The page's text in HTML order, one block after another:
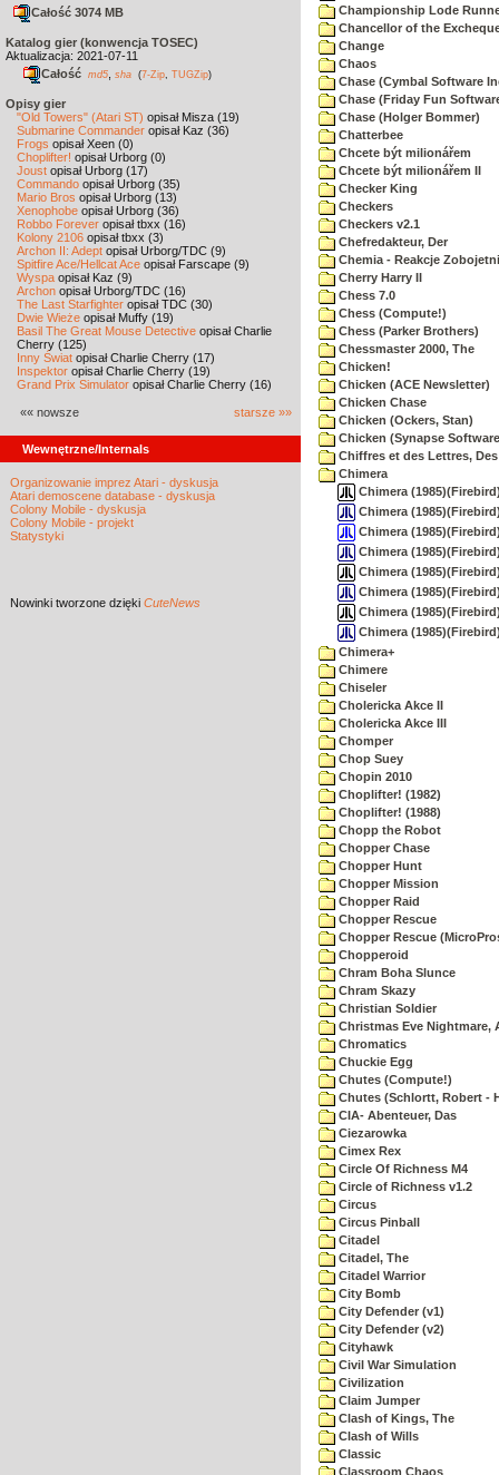
Całość 3074 MB
Katalog gier (konwencja TOSEC)
Aktualizacja: 2021-07-11
Całość md5 sha (7-Zip TUGZip)
Opisy gier
"Old Towers" (Atari ST) opisał Misza (19)
Submarine Commander opisał Kaz (36)
Frogs opisał Xeen (0)
Choplifter! opisał Urborg (0)
Joust opisał Urborg (17)
Commando opisał Urborg (35)
Mario Bros opisał Urborg (13)
Xenophobe opisał Urborg (36)
Robbo Forever opisał tbxx (16)
Kolony 2106 opisał tbxx (3)
Archon II: Adept opisał Urborg/TDC (9)
Spitfire Ace/Hellcat Ace opisał Farscape (9)
Wyspa opisał Kaz (9)
Archon opisał Urborg/TDC (16)
The Last Starfighter opisał TDC (30)
Dwie Wieże opisał Muffy (19)
Basil The Great Mouse Detective opisał Charlie
Cherry (125)
Inny Świat opisał Charlie Cherry (17)
Inspektor opisał Charlie Cherry (19)
Grand Prix Simulator opisał Charlie Cherry (16)
«« nowsze starsze »»
Wewnętrzne/Internals
Organizowanie imprez Atari - dyskusja
Atari demoscene database - dyskusja
Colony Mobile - dyskusja
Colony Mobile - projekt
Statystyki
Nowinki tworzone dzięki CuteNews
Championship Lode
Chancellor of the
Change
Chaos
Chase (Cymbal Software
Chase (Friday Fun
Chase (Holger Bommer)
Chatterbee
Chcete být milionářem
Chcete být milionářem II
Checker King
Checkers
Checkers v2.1
Chefredakteur, Der
Chemia - Reakcje
Cherry Harry II
Chess 7.0
Chess (Compute!)
Chess (Parker Brothers)
Chessmaster 2000, The
Chicken!
Chicken (ACE Newsletter)
Chicken Chase
Chicken (Ockers, Stan)
Chicken (Synapse
Chiffres et des Lettres, Des
Chimera
Chimera
Chimera
Chimera
Chimera
Chimera
Chimera
Chimera
Chimera
Chimera+
Chimere
Chiseler
Cholericka Akce II
Cholericka Akce III
Chomper
Chop Suey
Chopin 2010
Choplifter! (1982)
Choplifter! (1988)
Chopp the Robot
Chopper Chase
Chopper Hunt
Chopper Mission
Chopper Raid
Chopper Rescue
Chopper Rescue
Chopperoid
Chram Boha Slunce
Chram Skazy
Christian Soldier
Christmas Eve Nightmare,
Chromatics
Chuckie Egg
Chutes (Compute!)
Chutes (Schlortt, Robert -
CIA- Abenteuer, Das
Ciezarowka
Cimex Rex
Circle Of Richness M4
Circle of Richness v1.2
Circus
Circus Pinball
Citadel
Citadel, The
Citadel Warrior
City Bomb
City Defender (v1)
City Defender (v2)
Cityhawk
Civil War Simulation
Civilization
Claim Jumper
Clash of Kings, The
Clash of Wills
Classic
Classroom Chaos